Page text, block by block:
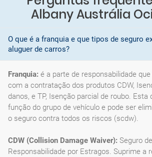
Albany Austrália
O que é a franquia e que tipos de seguro
aluguer de carros?
Franquia: é a parte de responsabilidade
com a contratação dos produtos CDW,
danos, e TP, Isenção parcial de roubo. Esta
função do grupo de vehículo e pode ser
o seguro contra todos os riscos (scdw).
CDW (Collision Damage Waiver): Seguro
Responsabilidade por Estragos. Suprime a